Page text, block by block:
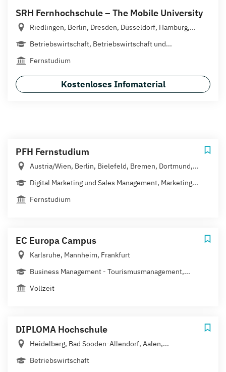
SRH Fernhochschule – The Mobile University
Riedlingen, Berlin, Dresden, Düsseldorf, Hamburg,...
Betriebswirtschaft, Betriebswirtschaft und...
Fernstudium
Kostenloses Infomaterial
PFH Fernstudium
Austria/Wien, Berlin, Bielefeld, Bremen, Dortmund,...
Digital Marketing und Sales Management, Marketing...
Fernstudium
EC Europa Campus
Karlsruhe, Mannheim, Frankfurt
Business Management - Tourismusmanagement,...
Vollzeit
DIPLOMA Hochschule
Heidelberg, Bad Sooden-Allendorf, Aalen,...
Betriebswirtschaft